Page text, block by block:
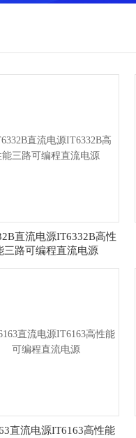
直流电源IT6332B高性
三路可编程直流电源
直流电源IT6163高性能